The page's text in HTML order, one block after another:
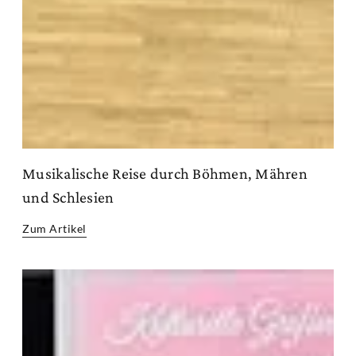
Musikalische Reise durch Böhmen, Mähren
und Schlesien
Zum Artikel